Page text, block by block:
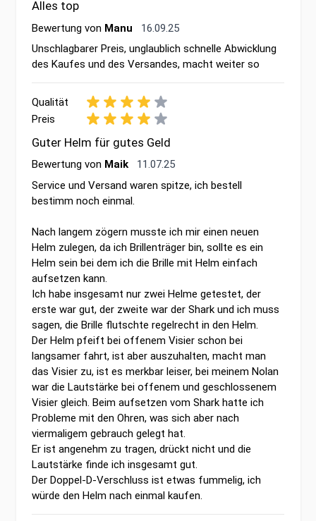
Alles top
Bewertung von Manu 16. September 2025
16.09.25
Unschlagbarer Preis, unglaublich schnelle Abwicklung
des Kaufes und des Versandes, macht weiter so
Qualität
Preis
Guter Helm für gutes Geld
Bewertung von Maik 11. Juli 2025
11.07.25
Service und Versand waren spitze, ich bestell
bestimm noch einmal.
Nach langem zögern musste ich mir einen neuen
Helm zulegen, da ich Brillenträger bin, sollte es ein
Helm sein bei dem ich die Brille mit Helm einfach
aufsetzen kann.
Ich habe insgesamt nur zwei Helme getestet, der
erste war gut, der zweite war der Shark und ich muss
sagen, die Brille flutschte regelrecht in den Helm.
Der Helm pfeift bei offenem Visier schon bei
langsamer fahrt, ist aber auszuhalten, macht man
das Visier zu, ist es merkbar leiser, bei meinem Nolan
war die Lautstärke bei offenem und geschlossenem
Visier gleich. Beim aufsetzen vom Shark hatte ich
Probleme mit den Ohren, was sich aber nach
viermaligem gebrauch gelegt hat.
Er ist angenehm zu tragen, drückt nicht und die
Lautstärke finde ich insgesamt gut.
Der Doppel-D-Verschluss ist etwas fummelig, ich
würde den Helm nach einmal kaufen.